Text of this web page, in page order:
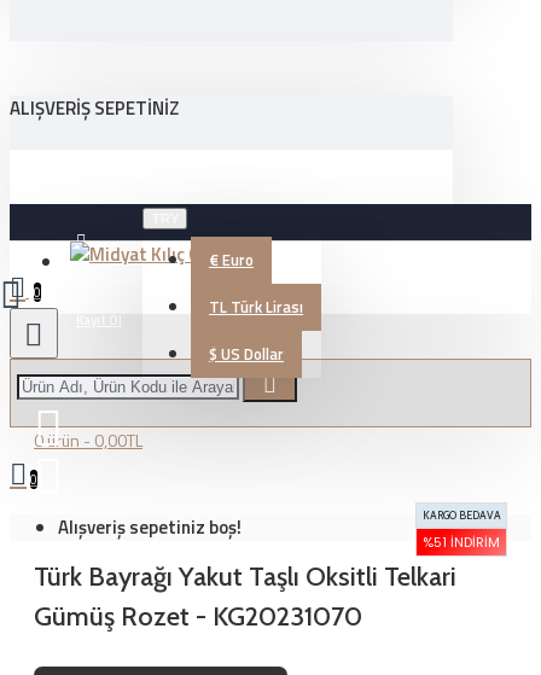
ALIŞVERIŞ SEPETINIZ
Üye Girişi €Euro
TL Türk Lirası
$ US Dollar
0
0 ürün - 0,00TL
0
Alışveriş sepetiniz boş! KARGO BEDAVA
%51 İNDIRIM
Türk Bayrağı Yakut Taşlı Oksitli Telkari
Gümüş Rozet - KG20231070